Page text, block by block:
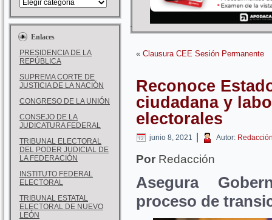
Enlaces
PRESIDENCIA DE LA
REPÚBLICA
SUPREMA CORTE DE
JUSTICIA DE LA NACIÓN
CONGRESO DE LA UNIÓN
CONSEJO DE LA
JUDICATURA FEDERAL
TRIBUNAL ELECTORAL
DEL PODER JUDICIAL DE
LA FEDERACIÓN
INSTITUTO FEDERAL
ELECTORAL
TRIBUNAL ESTATAL
ELECTORAL DE NUEVO
LEÓN
« Clausura CEE Sesión Permanente
Reconoce
ciudadana y
electorales
junio 8, 2021 | Autor:
Por Redacción
Asegura
proceso de